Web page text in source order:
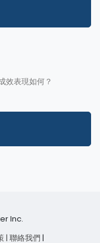
效表現如何？
Inc.
| 聯絡我們 |